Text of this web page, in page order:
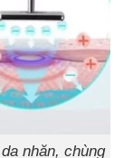
nhăn, chùng